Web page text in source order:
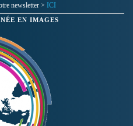
newsletter > ICI
EN IMAGES